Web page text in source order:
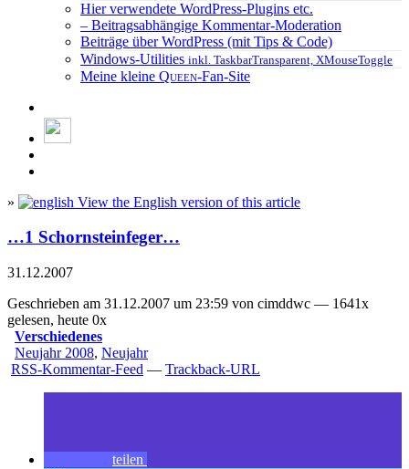
Hier verwendete WordPress-Plugins etc.
– Beitragsabhängige Kommentar-Moderation
Beiträge über WordPress (mit Tips & Code)
Windows-Utilities inkl. TaskbarTransparent, XMouseToggle
Meine kleine Queen-Fan-Site
» View the English version of this article
…1 Schornsteinfeger…
31.12.2007
Geschrieben am 31.12.2007 um 23:59 von cimddwc — 1641x
gelesen, heute 0x
Verschiedenes
Neujahr 2008, Neujahr
RSS-Kommentar-Feed — Trackback-URL
teilen